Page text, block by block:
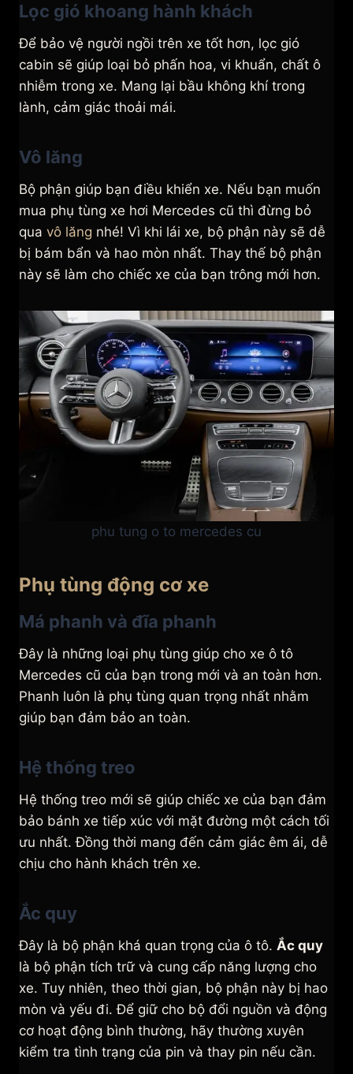
Lọc gió khoang hành khách
Để bảo vệ người ngồi trên xe tốt hơn, lọc gió
cabin sẽ giúp loại bỏ phấn hoa, vi khuẩn, chất ô
nhiễm trong xe. Mang lại bầu không khí trong
lành, cảm giác thoải mái.
Vô lăng
Bộ phận giúp bạn điều khiển xe. Nếu bạn muốn
mua phụ tùng xe hơi Mercedes cũ thì đừng bỏ
qua vô lăng nhé! Vì khi lái xe, bộ phận này sẽ dễ
bị bám bẩn và hao mòn nhất. Thay thế bộ phận
này sẽ làm cho chiếc xe của bạn trông mới hơn.
phu tung o to mercedes cu
Phụ tùng động cơ xe
Má phanh và đĩa phanh
Đây là những loại phụ tùng giúp cho xe ô tô
Mercedes cũ của bạn trong mới và an toàn hơn.
Phanh luôn là phụ tùng quan trọng nhất nhằm
giúp bạn đảm bảo an toàn.
Hệ thống treo
Hệ thống treo mới sẽ giúp chiếc xe của bạn đảm
bảo bánh xe tiếp xúc với mặt đường một cách tối
ưu nhất. Đồng thời mang đến cảm giác êm ái, dễ
chịu cho hành khách trên xe.
Ắc quy
Đây là bộ phận khá quan trọng của ô tô. Ắc quy
là bộ phận tích trữ và cung cấp năng lượng cho
xe. Tuy nhiên, theo thời gian, bộ phận này bị hao
mòn và yếu đi. Để giữ cho bộ đổi nguồn và động
cơ hoạt động bình thường, hãy thường xuyên
kiểm tra tình trạng của pin và thay pin nếu cần.